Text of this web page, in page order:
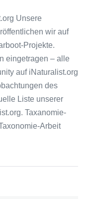
Unsere
wir auf
Projekte.
eingetragen – alle
auf iNaturalist.org
des
Liste unserer
Taxanomie-
Arbeit